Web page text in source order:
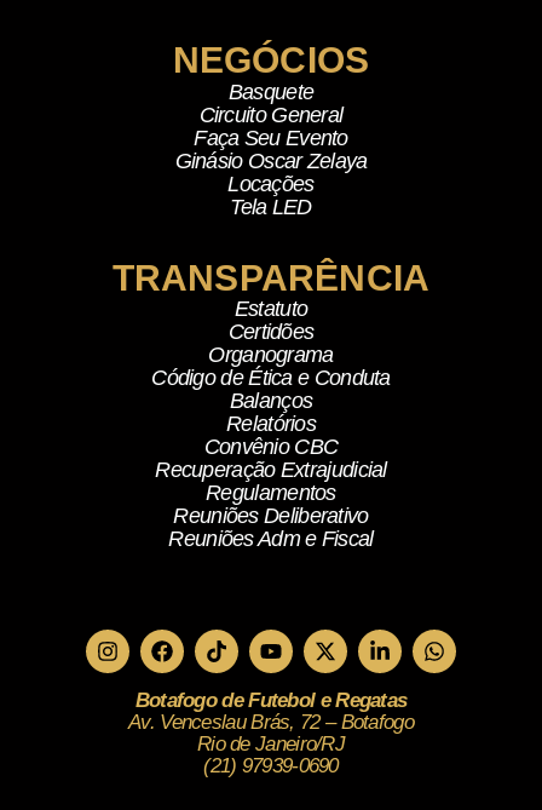
NEGÓCIOS
Basquete
Circuito General
Faça Seu Evento
Ginásio Oscar Zelaya
Locações
Tela LED
TRANSPARÊNCIA
Estatuto
Certidões
Organograma
Código de Ética e Conduta
Balanços
Relatórios
Convênio CBC
Recuperação Extrajudicial
Regulamentos
Reuniões Deliberativo
Reuniões Adm e Fiscal
Botafogo de Futebol e Regatas
Av. Venceslau Brás, 72 – Botafogo
Rio de Janeiro/RJ
(21) 97939-0690